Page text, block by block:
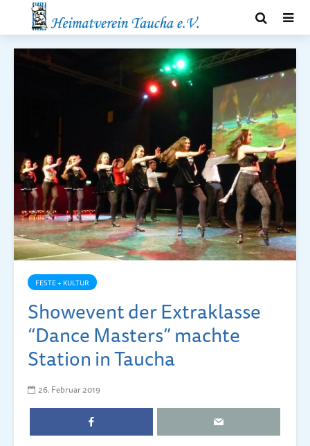
FESTE + KULTUR
Showevent der Extraklasse
“Dance Masters” machte
Station in Taucha
26. Februar 2019